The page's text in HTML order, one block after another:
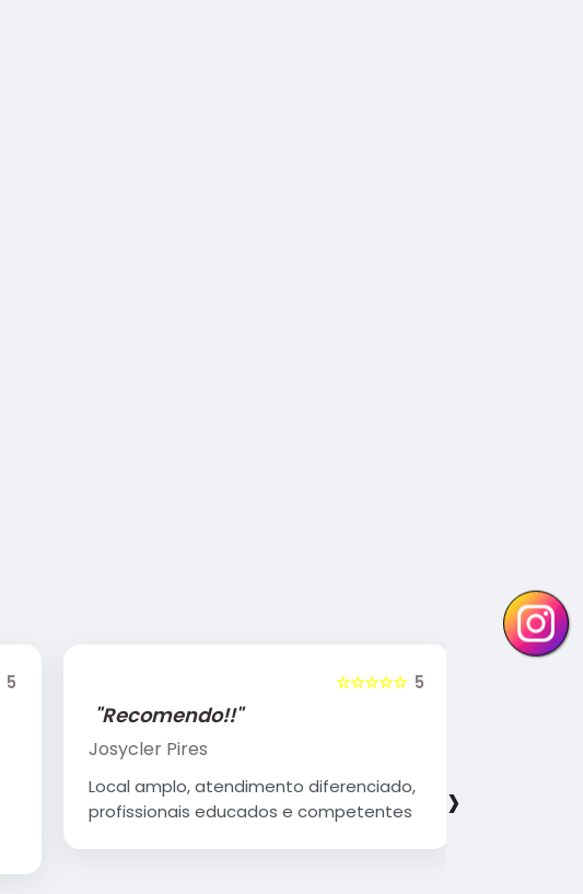
5 5
☆☆☆☆☆
"Recomendo!!"
Josycler Pires
Local amplo, atendimento diferenciado,
profissionais educados e competentes
›